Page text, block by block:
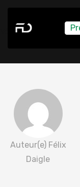
Véronique Cadieux
Auteur(e) Félix
Daigle